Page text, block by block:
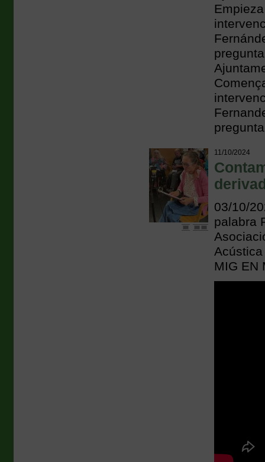
11/10/2024
03/10/
palabra
MIG EN